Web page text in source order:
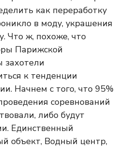
как переработку
в моду, украшения
Что ж, похоже, что
Парижской
к тенденции
Начнем с того, что 95%
соревнований
либо будут
Единственный
объект, Водный центр,